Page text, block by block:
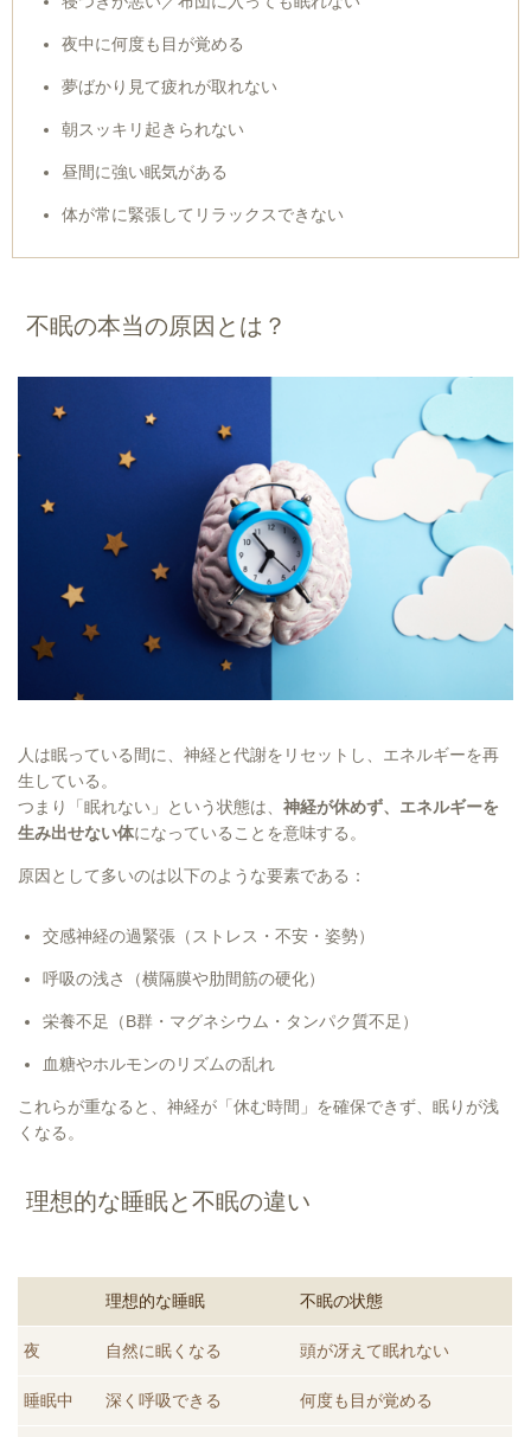
夜中に何度も目が覚める
夢ばかり見て疲れが取れない
朝スッキリ起きられない
昼間に強い眠気がある
体が常に緊張してリラックスできない
不眠の本当の原因とは？
人は眠っている間に、神経と代謝をリセットし、エネルギーを再
生している。
つまり「眠れない」という状態は、 神経が休めず、エネルギーを
生み出せない体になっていることを意味する。
原因として多いのは以下のような要素である：
交感神経の過緊張（ストレス・不安・姿勢）
呼吸の浅さ（横隔膜や肋間筋の硬化）
栄養不足（B群・マグネシウム・タンパク質不足）
血糖やホルモンのリズムの乱れ
これらが重なると、神経が「休む時間」を確保できず、眠りが浅
くなる。
理想的な睡眠と不眠の違い
理想的な睡眠 不眠の状態
夜 自然に眠くなる 頭が冴えて眠れない
睡眠中 深く呼吸できる 何度も目が覚める